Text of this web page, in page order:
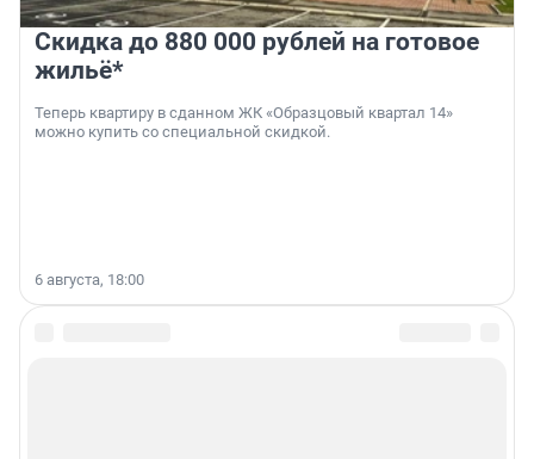
Скидка до 880 000 рублей на готовое
жильё*
Теперь квартиру в сданном ЖК «Образцовый квартал 14»
можно купить со специальной скидкой.
6 августа, 18:00